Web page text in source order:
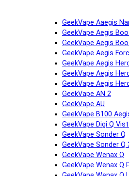
GeekVape Aaegis
GeekVape Aegis
GeekVape Aegis
GeekVape Aegis
GeekVape Aegis
GeekVape Aegis
GeekVape Aegis
GeekVape AN 2
GeekVape AU
GeekVape B100
GeekVape Digi Q
GeekVape Sonder Q
GeekVape Sonder Q
GeekVape Wenax Q
GeekVape Wenax Q